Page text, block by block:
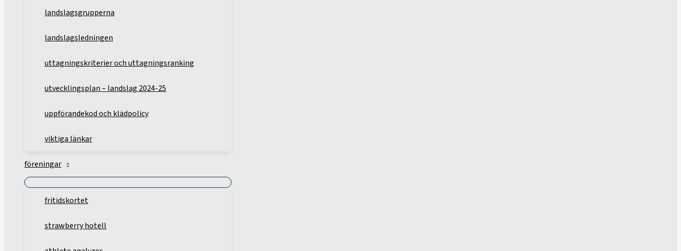
landslagsgrupperna
landslagsledningen
uttagningskriterier och uttagningsranking
utvecklingsplan – landslag 2024-25
uppförandekod och klädpolicy
viktiga länkar
föreningar
fritidskortet
strawberry hotell